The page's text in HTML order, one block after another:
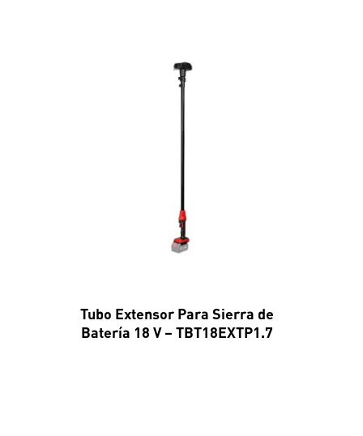
Tubo Extensor Para Sierra de
Batería 18 V – TBT18EXTP1.7